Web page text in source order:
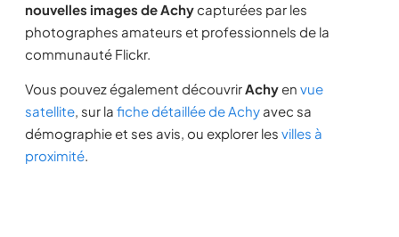
nouvelles images de Achycapturées par les
photographes amateurs et professionnels de la
communauté Flickr.
Vous pouvez également découvrirAchyen vue
satellite, sur la fiche détaillée de Achy avec sa
démographie et ses avis, ou explorer les villes à
proximité.